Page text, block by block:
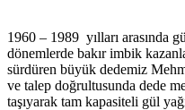
1960 – 1989 yılları arasında
dönemlerde bakır imbik
sürdüren büyük dedemiz
ve talep doğrultusunda dede
taşıyarak tam kapasiteli gül